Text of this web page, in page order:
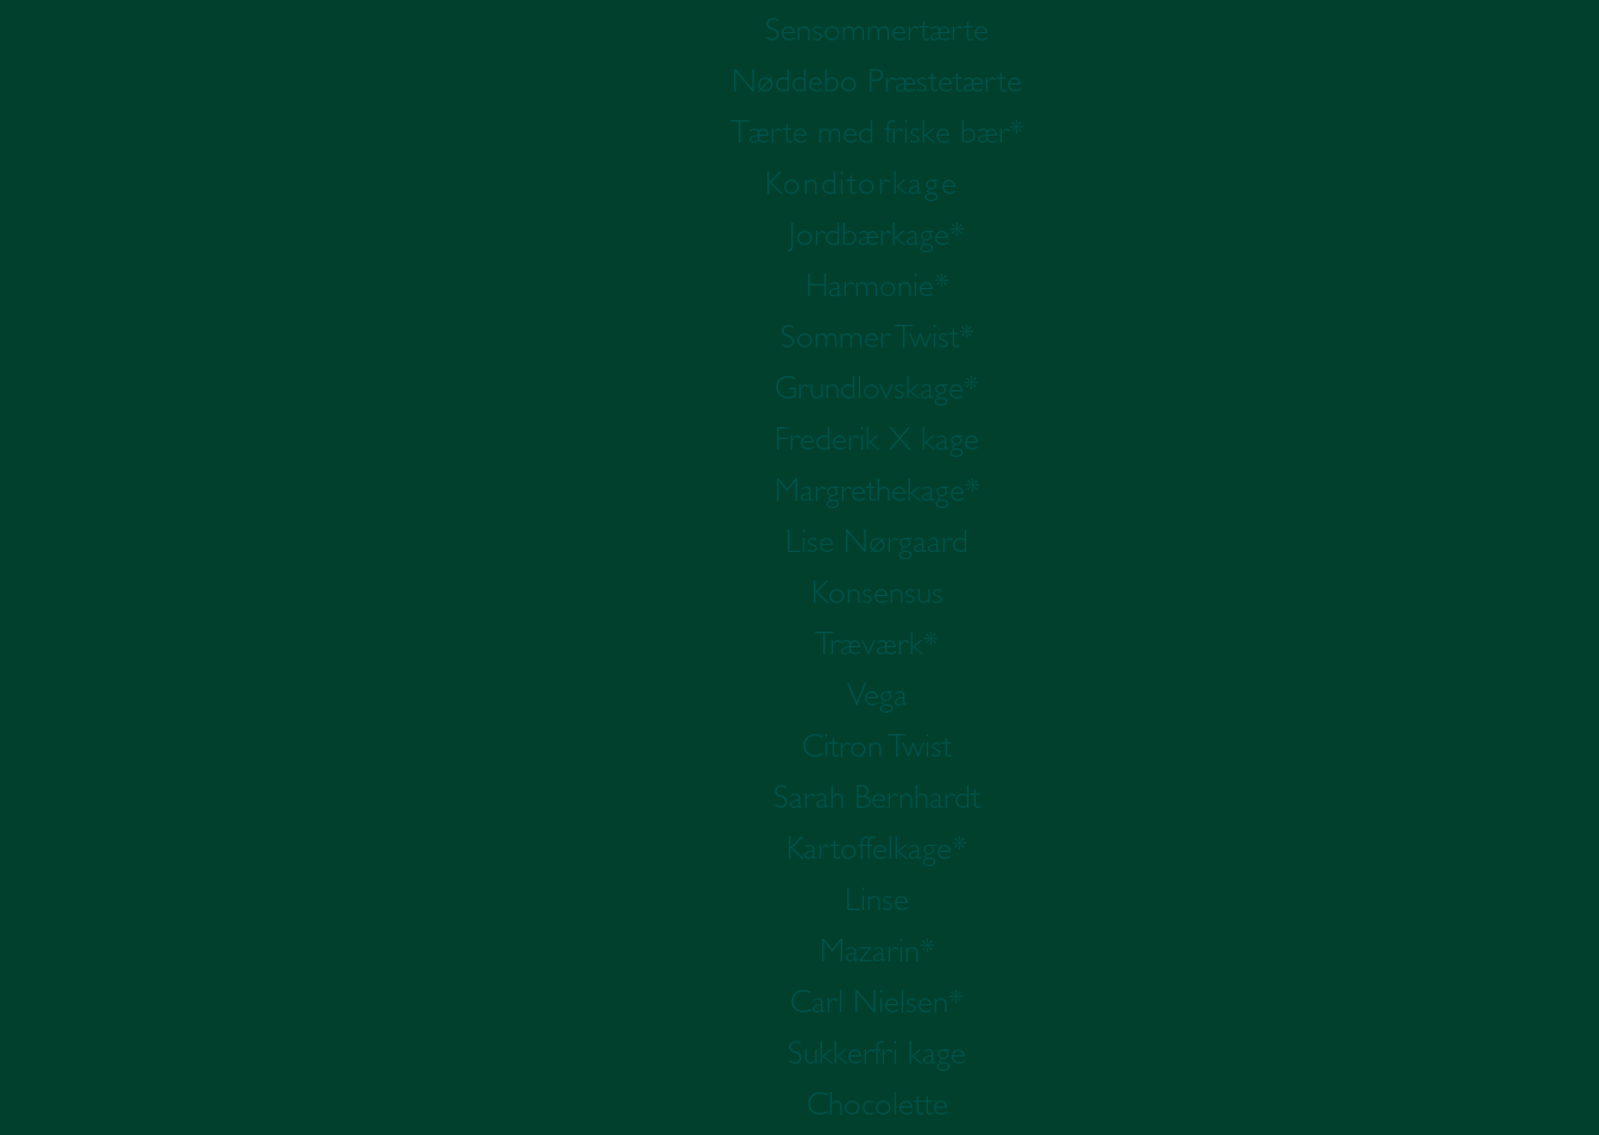
Sensommertærte
Nøddebo Præstetærte
Tærte med friske bær*
Konditorkage
Jordbærkage*
Harmonie*
Sommer Twist*
Grundlovskage*
Frederik X kage
Margrethekage*
Lise Nørgaard
Konsensus
Træværk*
Vega
Citron Twist
Sarah Bernhardt
Kartoffelkage*
Linse
Mazarin*
Carl Nielsen*
Sukkerfri kage
Chocolette